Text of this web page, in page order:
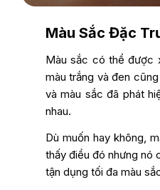
Màu Sắc Đặc
Màu sắc có thể được
màu trắng và đen
và màu sắc đã phát
nhau.
Dù muốn hay không,
thấy điều đó nhưng nó
tận dụng tối đa màu